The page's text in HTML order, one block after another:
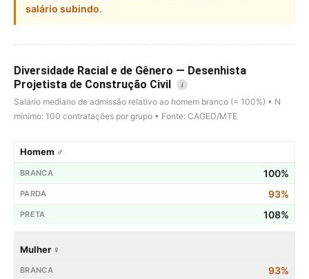
salário subindo.
Diversidade Racial e de Gênero — Desenhista
Projetista de Construção Civil
i
Salário mediano de admissão relativo ao homem branco (= 100%) • N
mínimo: 100 contratações por grupo • Fonte: CAGED/MTE
Homem ♂
100%
93%
108%
Mulher ♀
93%